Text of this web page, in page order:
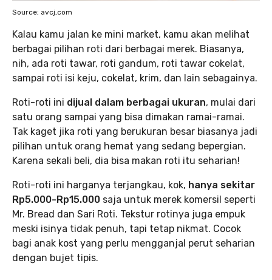
Source; avcj,com
Kalau kamu jalan ke mini market, kamu akan melihat
berbagai pilihan roti dari berbagai merek. Biasanya,
nih, ada roti tawar, roti gandum, roti tawar cokelat,
sampai roti isi keju, cokelat, krim, dan lain sebagainya.
Roti-roti ini dijual dalam berbagai ukuran, mulai dari
satu orang sampai yang bisa dimakan ramai-ramai.
Tak kaget jika roti yang berukuran besar biasanya jadi
pilihan untuk orang hemat yang sedang bepergian.
Karena sekali beli, dia bisa makan roti itu seharian!
Roti-roti ini harganya terjangkau, kok, hanya sekitar
Rp5.000-Rp15.000 saja untuk merek komersil seperti
Mr. Bread dan Sari Roti. Tekstur rotinya juga empuk
meski isinya tidak penuh, tapi tetap nikmat. Cocok
bagi anak kost yang perlu mengganjal perut seharian
dengan bujet tipis.